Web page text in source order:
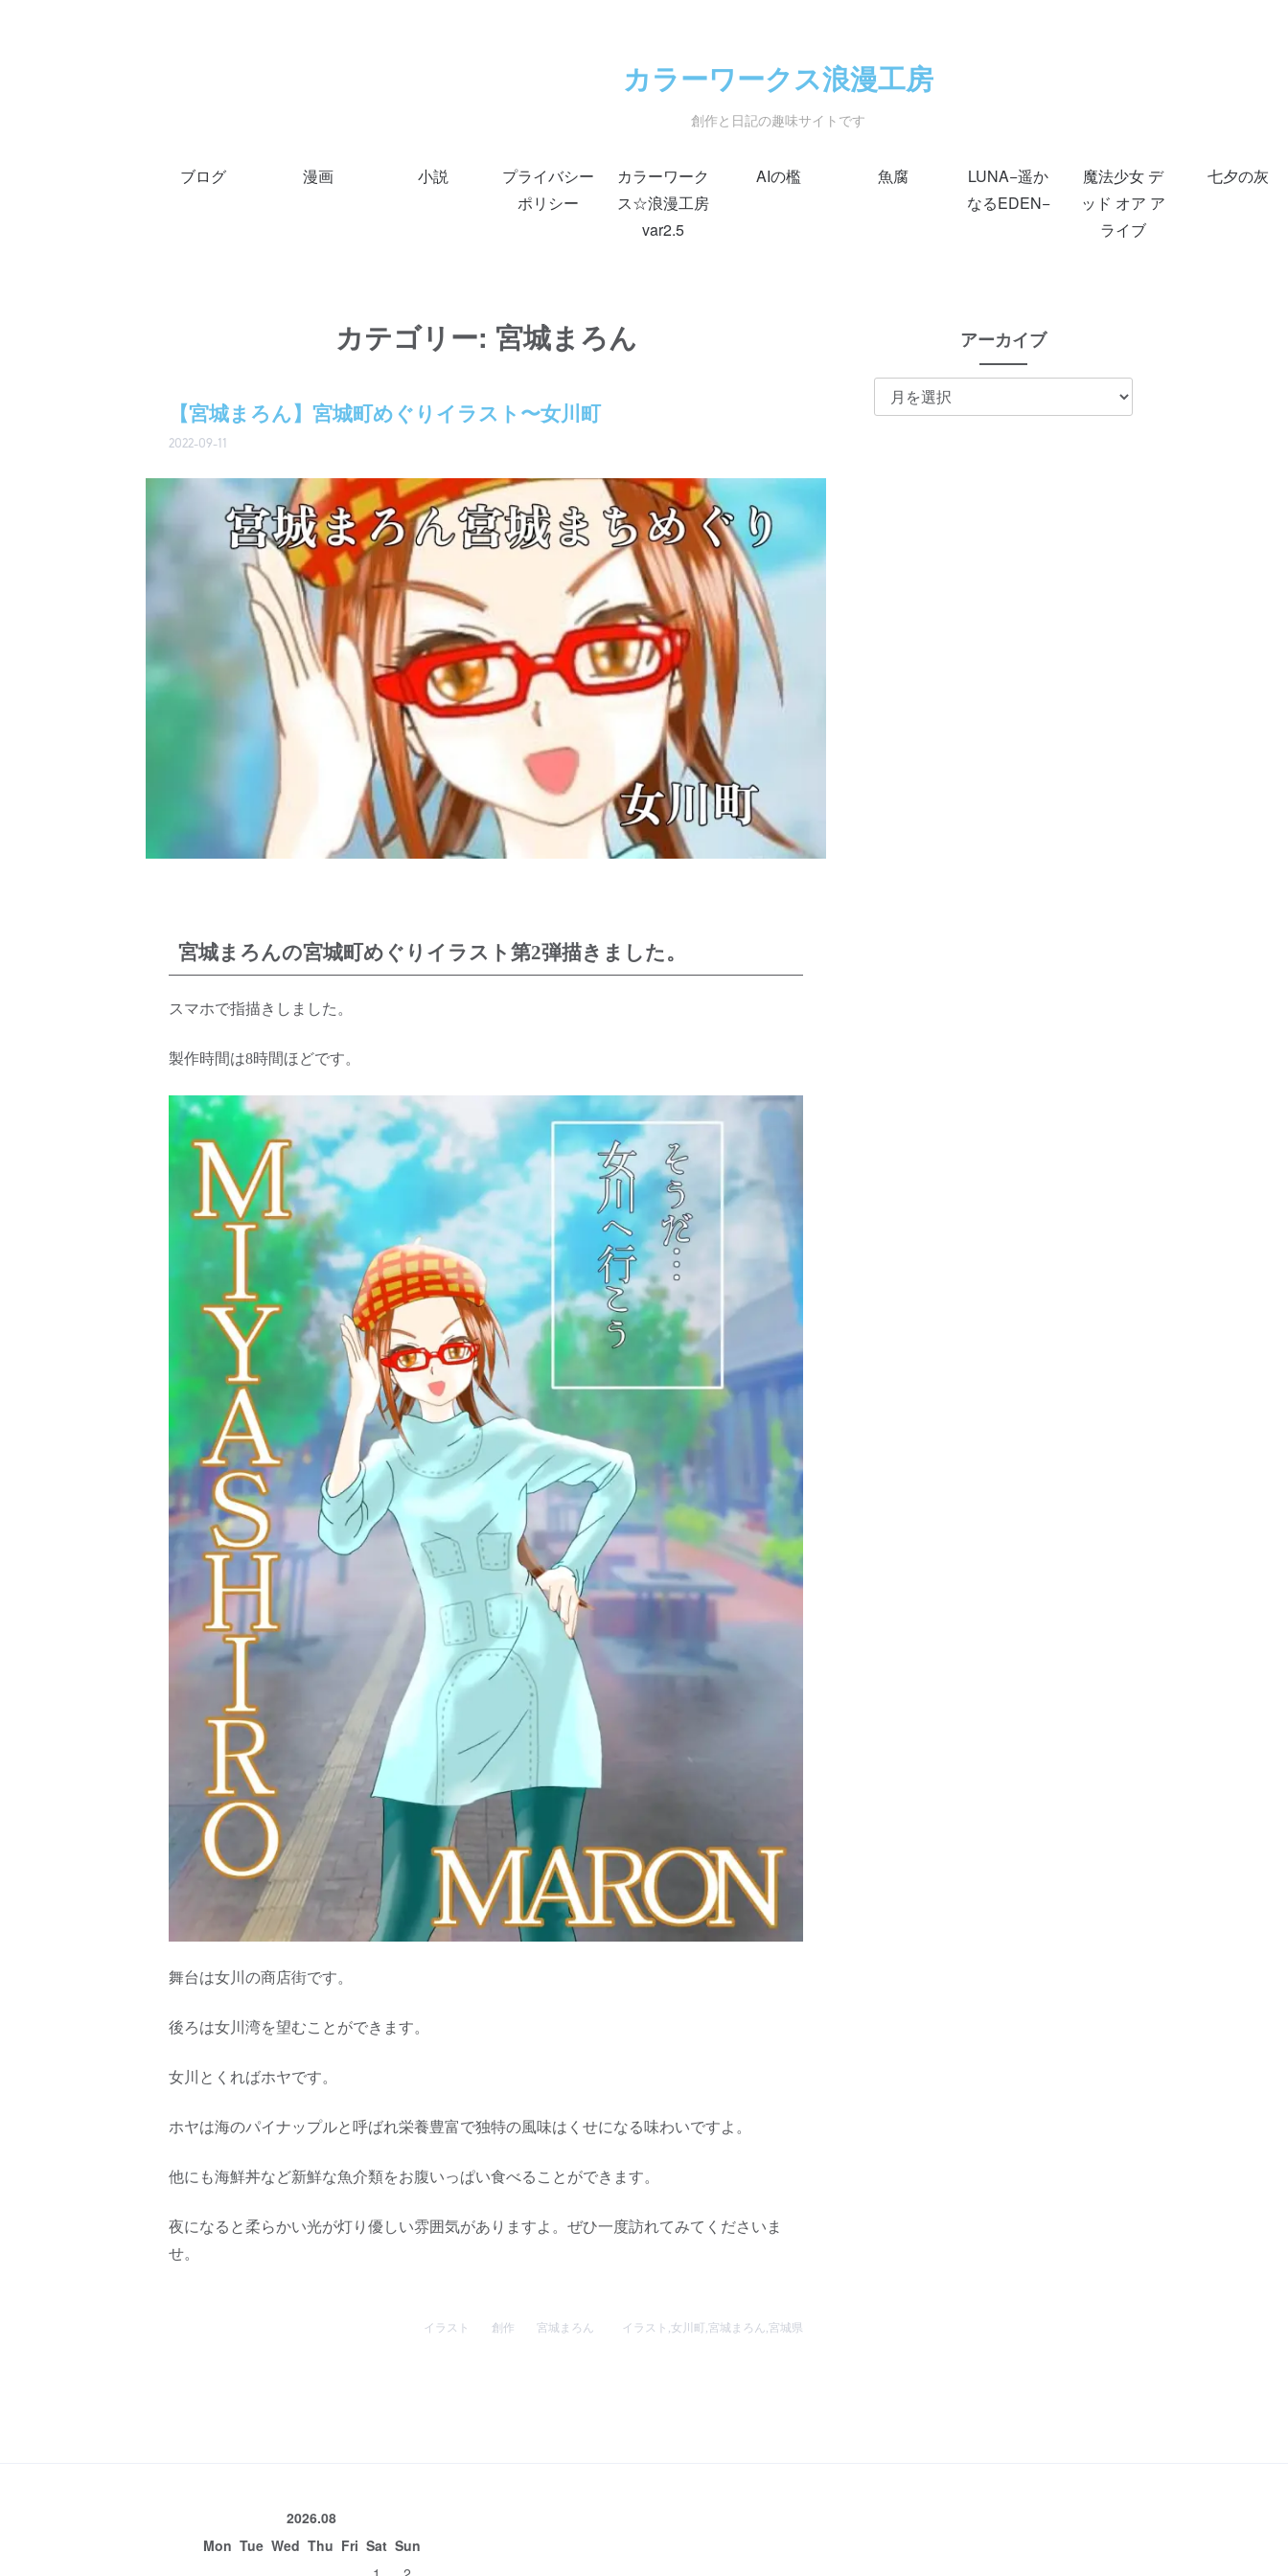
カラーワークス浪漫工房
創作と日記の趣味サイトです
ブログ 漫画 小説
プライバシー
ポリシー
カラーワーク
ス☆浪漫工房
var2.5
AIの檻 魚腐
LUNA−遥か
なるEDEN−
魔法少女 デ
ッド オア ア
ライブ
七夕の灰
カテゴリー: 宮城まろん
【宮城まろん】宮城町めぐりイラスト〜女川町
2022-09-11
宮城まろんの宮城町めぐりイラスト第2弾描きました。
スマホで指描きしました。
製作時間は8時間ほどです。
舞台は女川の商店街です。
後ろは女川湾を望むことができます。
女川とくればホヤです。
ホヤは海のパイナップルと呼ばれ栄養豊富で独特の風味はくせになる味わいですよ。
他にも海鮮丼など新鮮な魚介類をお腹いっぱい食べることができます。
夜になると柔らかい光が灯り優しい雰囲気がありますよ。ぜひ一度訪れてみてくださいま
せ。
イラスト 創作 宮城まろん イラスト 女川町 宮城まろん 宮城県
アーカイブ
ー
2026.08
Mon Tue Wed Thu Fri Sat Sun